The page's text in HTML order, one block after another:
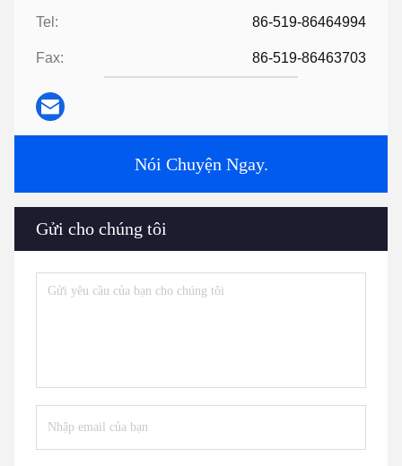
Tel: 86-519-86464994
Fax: 86-519-86463703
Nói Chuyện Ngay.
Gửi cho chúng tôi